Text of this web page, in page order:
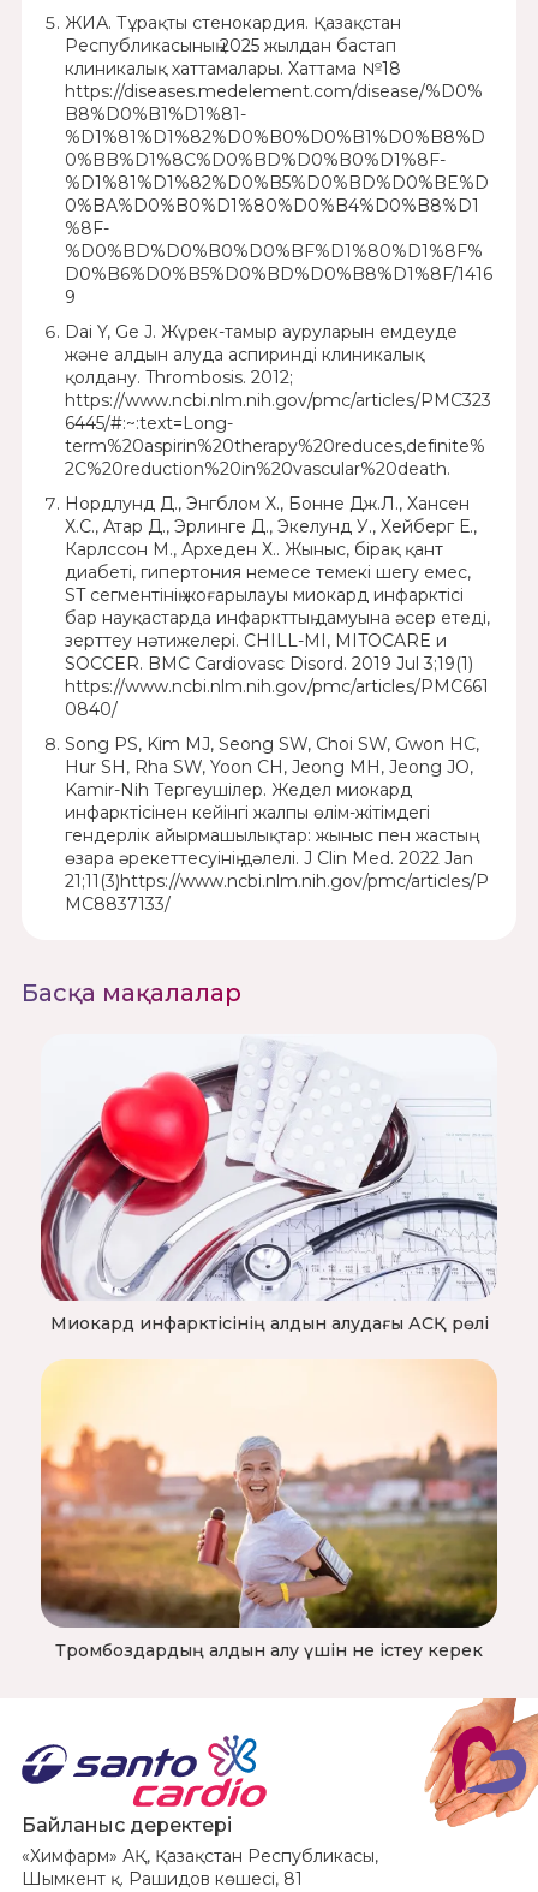
ЖИА. Тұрақты стенокардия. Қазақстан
Республикасының 2025 жылдан бастап
клиникалық хаттамалары. Хаттама №18
https://diseases.medelement.com/disease/%D0%
B8%D0%B1%D1%81-
%D1%81%D1%82%D0%B0%D0%B1%D0%B8%D
0%BB%D1%8C%D0%BD%D0%B0%D1%8F-
%D1%81%D1%82%D0%B5%D0%BD%D0%BE%D
0%BA%D0%B0%D1%80%D0%B4%D0%B8%D1
%8F-
%D0%BD%D0%B0%D0%BF%D1%80%D1%8F%
D0%B6%D0%B5%D0%BD%D0%B8%D1%8F/1416
9
Dai Y, Ge J. Жүрек-тамыр ауруларын емдеуде
және алдын алуда аспиринді клиникалық
қолдану. Thrombosis. 2012;
https://www.ncbi.nlm.nih.gov/pmc/articles/PMC323
6445/#:~:text=Long-
term%20aspirin%20therapy%20reduces,definite%
2C%20reduction%20in%20vascular%20death.
Нордлунд Д., Энгблом Х., Бонне Дж.Л., Хансен
Х.С., Атар Д., Эрлинге Д., Экелунд У., Хейберг Е.,
Карлссон М., Археден Х.. Жыныс, бірақ қант
диабеті, гипертония немесе темекі шегу емес,
ST сегментінің жоғарылауы миокард инфарктісі
бар науқастарда инфаркттың дамуына әсер етеді,
зерттеу нәтижелері. CHILL-MI, MITOCARE и
SOCCER. BMC Cardiovasc Disord. 2019 Jul 3;19(1)
https://www.ncbi.nlm.nih.gov/pmc/articles/PMC661
0840/
Song PS, Kim MJ, Seong SW, Choi SW, Gwon HC,
Hur SH, Rha SW, Yoon CH, Jeong MH, Jeong JO,
Kamir-Nih Тергеушілер. Жедел миокард
инфарктісінен кейінгі жалпы өлім-жітімдегі
гендерлік айырмашылықтар: жыныс пен жастың
өзара әрекеттесуінің дәлелі. J Clin Med. 2022 Jan
21;11(3)https://www.ncbi.nlm.nih.gov/pmc/articles/P
MC8837133/
Басқа мақалалар
Миокард инфарктісінің алдын алудағы АСҚ рөлі
Тромбоздардың алдын алу үшін не істеу керек
Байланыс деректері
«Химфарм» АҚ, Қазақстан Республикасы,
Шымкент қ. Рашидов көшесі, 81